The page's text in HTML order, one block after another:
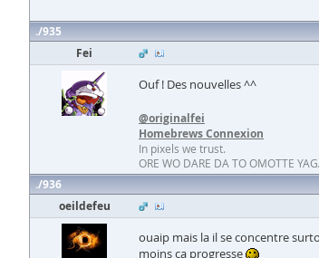
935
Fei
Ouf ! Des nouvelles ^^
@originalfei
Homebrews Connexion
In pixels we trust.
ORE WO DARE DA TO OMOTTE
936
oeildefeu
ouaip mais la il se concentre
moins ca progresse